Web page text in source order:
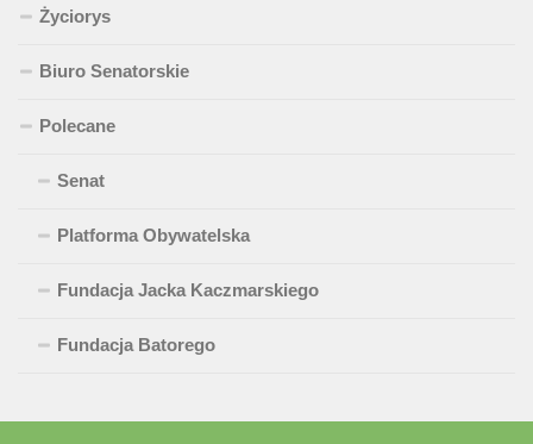
Życiorys
Biuro Senatorskie
Polecane
Senat
Platforma Obywatelska
Fundacja Jacka Kaczmarskiego
Fundacja Batorego